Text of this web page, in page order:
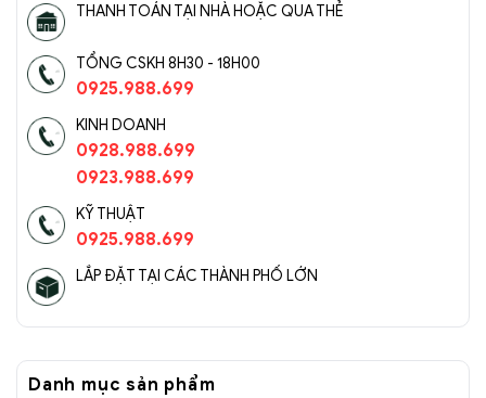
THANH TOÁN TẠI NHÀ HOẶC QUA THẺ
TỔNG CSKH 8H30 - 18H00
0925.988.699
KINH DOANH
0928.988.699
0923.988.699
KỸ THUẬT
0925.988.699
LẮP ĐẶT TẠI CÁC THÀNH PHỐ LỚN
Danh mục sản phẩm